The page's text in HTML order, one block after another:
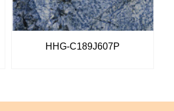
HHG-C189J607P